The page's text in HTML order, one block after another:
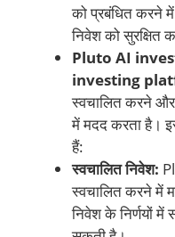
को प्रबंधित करने
निवेश को सुरक्षित
Pluto AI
investing
स्वचालित करने और
में मदद करता है।
हैं:
स्वचालित निवेश:
स्वचालित करने में
निवेश के निर्णयों